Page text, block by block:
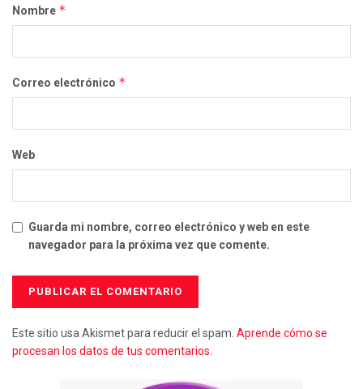
Nombre *
Correo electrónico *
Web
Guarda mi nombre, correo electrónico y web en este
navegador para la próxima vez que comente.
Este sitio usa Akismet para reducir el spam. Aprende cómo se
procesan los datos de tus comentarios.